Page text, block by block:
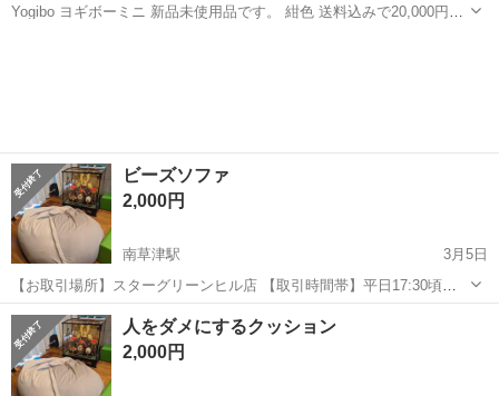
Yogibo ヨギボーミニ 新品未使用品です。 紺色 送料込みで20,000円超
ビーズソファ
2,000円
南草津駅
3月5日
【お取引場所】スターグリーンヒル店 【取引時間帯】平日17:30頃
土日終日 (ご相談下さい) 少しでも気になりましたら、お気軽にご連
絡下さい。
滋賀 草津市 南草津駅 ソファ
人をダメにするクッション
2,000円